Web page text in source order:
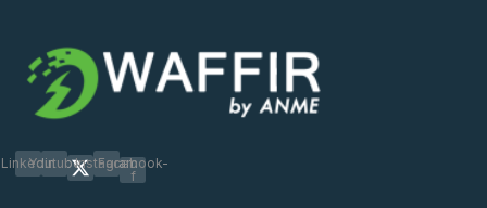
Facebook-
f
Instagram
Youtube
Linkedin